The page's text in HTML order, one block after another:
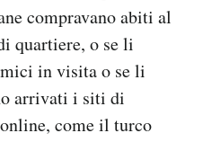
compravano abiti al
quartiere, o se li
in visita o se li
arrivati i siti di
come il turco